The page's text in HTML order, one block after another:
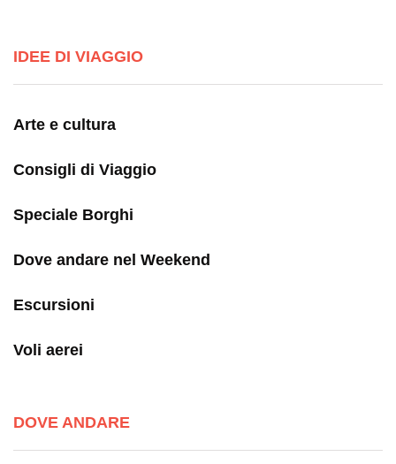
IDEE DI VIAGGIO
Arte e cultura
Consigli di Viaggio
Speciale Borghi
Dove andare nel Weekend
Escursioni
Voli aerei
DOVE ANDARE